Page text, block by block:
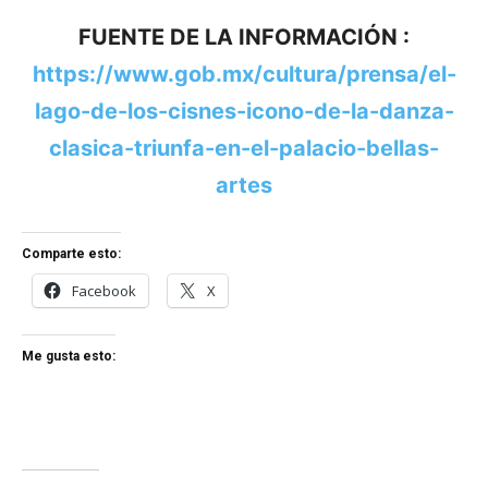
FUENTE DE LA INFORMACIÓN :
https://www.gob.mx/cultura/prensa/el-
lago-de-los-cisnes-icono-de-la-danza-
clasica-triunfa-en-el-palacio-bellas-
artes
Comparte esto:
Facebook X
Me gusta esto: